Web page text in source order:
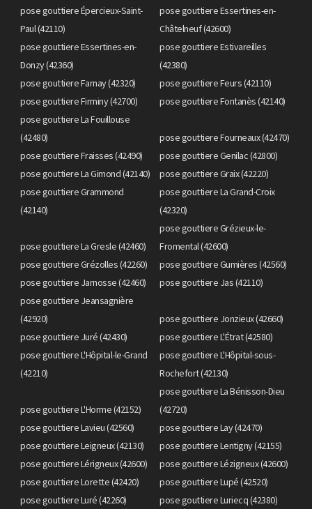
pose gouttiere Épercieux-Saint-
Paul (42110)
pose gouttiere Essertines-en-
Châtelneuf (42600)
pose gouttiere Essertines-en-
Donzy (42360)
pose gouttiere Estivareilles
(42380)
pose gouttiere Farnay (42320)
pose gouttiere Feurs (42110)
pose gouttiere Firminy (42700)
pose gouttiere Fontanès (42140)
pose gouttiere La Fouillouse
(42480)
pose gouttiere Fourneaux (42470)
pose gouttiere Fraisses (42490)
pose gouttiere Genilac (42800)
pose gouttiere La Gimond (42140)
pose gouttiere Graix (42220)
pose gouttiere Grammond
(42140)
pose gouttiere La Grand-Croix
(42320)
pose gouttiere La Gresle (42460)
pose gouttiere Grézieux-le-
Fromental (42600)
pose gouttiere Grézolles (42260)
pose gouttiere Gumières (42560)
pose gouttiere Jarnosse (42460)
pose gouttiere Jas (42110)
pose gouttiere Jeansagnière
(42920)
pose gouttiere Jonzieux (42660)
pose gouttiere Juré (42430)
pose gouttiere L'Étrat (42580)
pose gouttiere L'Hôpital-le-Grand
(42210)
pose gouttiere L'Hôpital-sous-
Rochefort (42130)
pose gouttiere L'Horme (42152)
pose gouttiere La Bénisson-Dieu
(42720)
pose gouttiere Lavieu (42560)
pose gouttiere Lay (42470)
pose gouttiere Leigneux (42130)
pose gouttiere Lentigny (42155)
pose gouttiere Lérigneux (42600)
pose gouttiere Lézigneux (42600)
pose gouttiere Lorette (42420)
pose gouttiere Lupé (42520)
pose gouttiere Luré (42260)
pose gouttiere Luriecq (42380)